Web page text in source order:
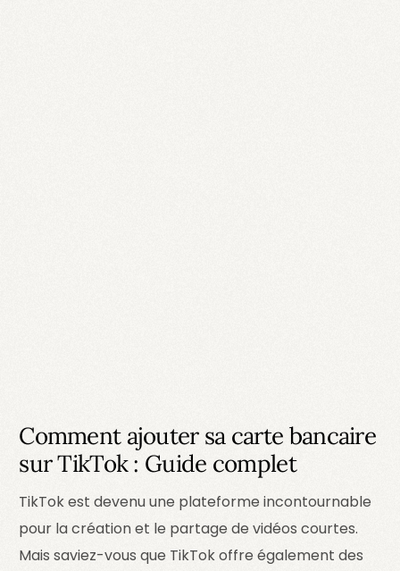
Comment ajouter sa carte bancaire
sur TikTok : Guide complet
TikTok est devenu une plateforme incontournable
pour la création et le partage de vidéos courtes.
Mais saviez-vous que TikTok offre également des